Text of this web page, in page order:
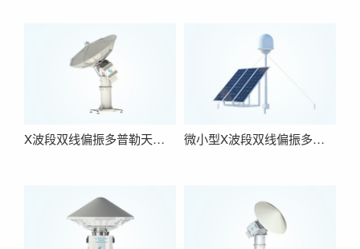
X波段双线偏振多普勒天气雷达（全固态） 微小型X波段双线偏振多普勒天气雷达